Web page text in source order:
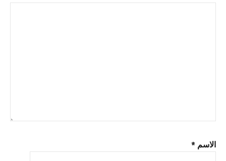
Portable
الاسم *